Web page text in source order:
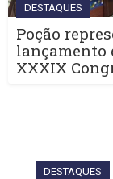
DESTAQUES
Poção
lançamento
XXXIX
DESTAQUES